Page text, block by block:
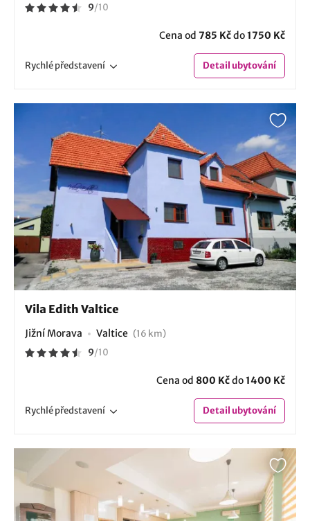
9/10
Cena od 785 Kčdo1750 Kč
Rychlépředstavení Detailubytování
Vila Edith Valtice
Jižní Morava Valtice (16 km)
9/10
Cena od 800 Kčdo1400 Kč
Rychlépředstavení Detailubytování